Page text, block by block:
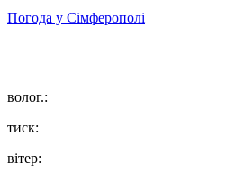
Погода у Сімферополі
волог.:
тиск:
вітер: